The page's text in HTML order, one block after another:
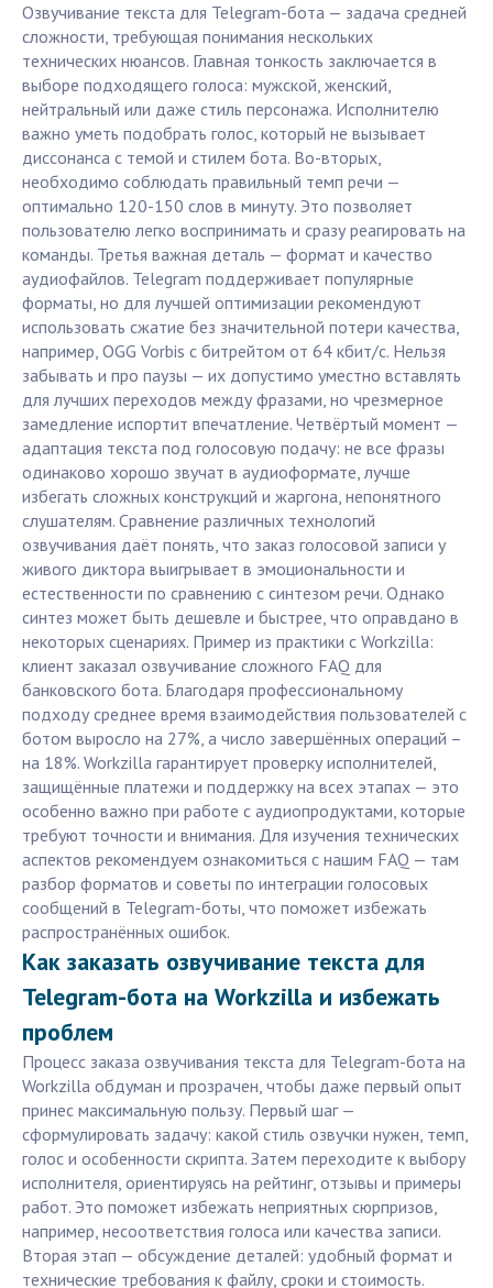
Озвучивание текста для Telegram-бота — задача средней
сложности, требующая понимания нескольких
технических нюансов. Главная тонкость заключается в
выборе подходящего голоса: мужской, женский,
нейтральный или даже стиль персонажа. Исполнителю
важно уметь подобрать голос, который не вызывает
диссонанса с темой и стилем бота. Во-вторых,
необходимо соблюдать правильный темп речи —
оптимально 120-150 слов в минуту. Это позволяет
пользователю легко воспринимать и сразу реагировать на
команды. Третья важная деталь — формат и качество
аудиофайлов. Telegram поддерживает популярные
форматы, но для лучшей оптимизации рекомендуют
использовать сжатие без значительной потери качества,
например, OGG Vorbis с битрейтом от 64 кбит/с. Нельзя
забывать и про паузы — их допустимо уместно вставлять
для лучших переходов между фразами, но чрезмерное
замедление испортит впечатление. Четвёртый момент —
адаптация текста под голосовую подачу: не все фразы
одинаково хорошо звучат в аудиоформате, лучше
избегать сложных конструкций и жаргона, непонятного
слушателям. Сравнение различных технологий
озвучивания даёт понять, что заказ голосовой записи у
живого диктора выигрывает в эмоциональности и
естественности по сравнению с синтезом речи. Однако
синтез может быть дешевле и быстрее, что оправдано в
некоторых сценариях. Пример из практики с Workzilla:
клиент заказал озвучивание сложного FAQ для
банковского бота. Благодаря профессиональному
подходу среднее время взаимодействия пользователей с
ботом выросло на 27%, а число завершённых операций –
на 18%. Workzilla гарантирует проверку исполнителей,
защищённые платежи и поддержку на всех этапах — это
особенно важно при работе с аудиопродуктами, которые
требуют точности и внимания. Для изучения технических
аспектов рекомендуем ознакомиться с нашим FAQ — там
разбор форматов и советы по интеграции голосовых
сообщений в Telegram-боты, что поможет избежать
распространённых ошибок.
Как заказать озвучивание текста для
Telegram-бота на Workzilla и избежать
проблем
Процесс заказа озвучивания текста для Telegram-бота на
Workzilla обдуман и прозрачен, чтобы даже первый опыт
принес максимальную пользу. Первый шаг —
сформулировать задачу: какой стиль озвучки нужен, темп,
голос и особенности скрипта. Затем переходите к выбору
исполнителя, ориентируясь на рейтинг, отзывы и примеры
работ. Это поможет избежать неприятных сюрпризов,
например, несоответствия голоса или качества записи.
Вторая этап — обсуждение деталей: удобный формат и
технические требования к файлу, сроки и стоимость.